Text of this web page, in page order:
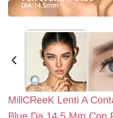
MillCReeK Lenti A